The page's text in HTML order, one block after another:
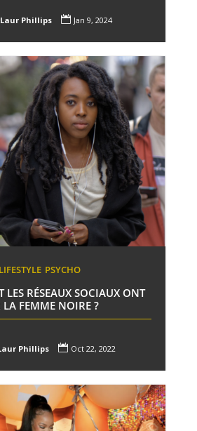
Phillips  Jan 9, 2024
LIFESTYLE PSYCHO
LES RÉSEAUX SOCIAUX ONT
LA FEMME NOIRE ?
Phillips  Oct 22, 2022